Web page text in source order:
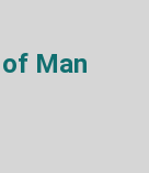
Man